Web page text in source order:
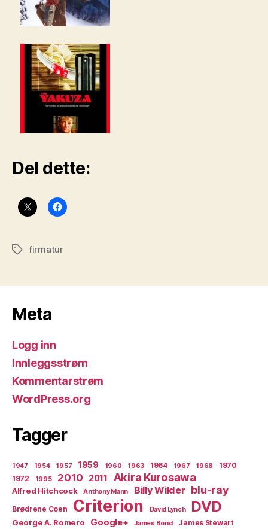
Del dette:
Stikkordfirmatur
Meta
Logg inn
Innleggsstrøm
Kommentarstrøm
WordPress.org
Tagger
1947 1954 1957 1959 1960 1963 1964 1967 1968
1970
1972
1995 2010 2011 Akira Kurosawa
Alfred Hitchcock Anthony Mann Billy Wilder blu-ray
Brødrene Coen Criterion David Lynch DVD
George A. Romero Google+ James Bond
James Stewart